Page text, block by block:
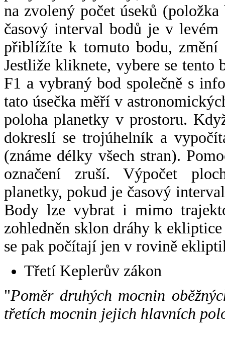
na zvolený počet úseků
časový interval bodů je v
přiblížíte k tomuto bodu,
Jestliže kliknete, vybere se tento
F1 a vybraný bod společně s
tato úsečka měří v
poloha planetky v prostoru.
dokreslí se trojúhelník a
(známe délky všech stran).
označení zruší. Výpočet
planetky, pokud je časový
Body lze vybrat i mimo
zohledněn sklon dráhy k
se pak počítají jen v rovině
Třetí Keplerův zákon
"Poměr druhých mocnin
třetích mocnin jejich hlavních